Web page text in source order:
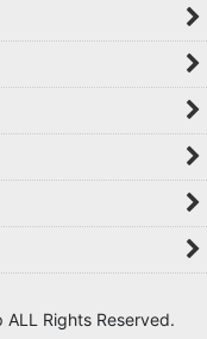
Rights Reserved.